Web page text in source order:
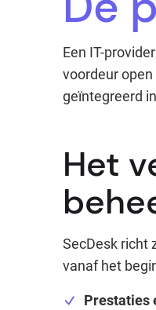
Een IT-
voordeur
geïntegreerd
Het
SecDesk richt
vanaf het
Prestaties